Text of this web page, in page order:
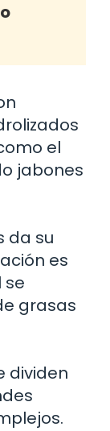
el
jabones
da su
es
se
grasas
dividen